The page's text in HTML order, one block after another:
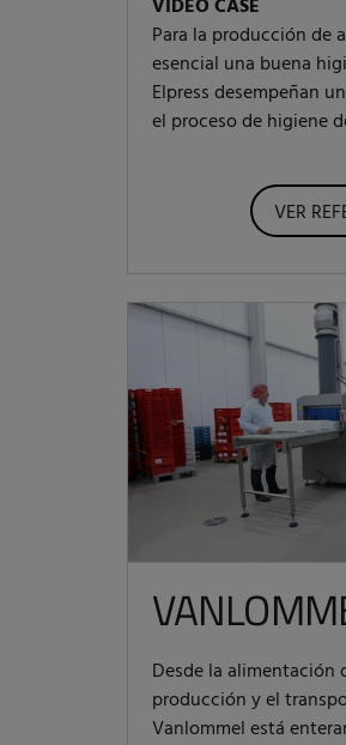
VIDEO CASE
Para la producción de
esencial una buena
Elpress desempeñan
el proceso de higiene
VER
Desde la alimentación
producción y el
Vanlommel está